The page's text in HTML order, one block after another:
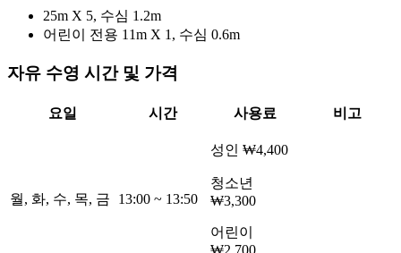
25m X 5, 수심 1.2m
어린이 전용 11m X 1 , 수심 0.6m
자유 수영 시간 및 가격
요일 시간 사용료 비고
월, 화, 수, 목, 금 13:00 ~ 13:50
성인 ₩4,400
청소년
₩3,300
어린이
₩2,700